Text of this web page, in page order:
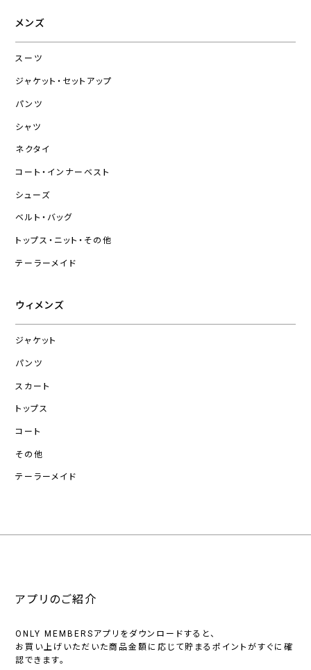
メンズ
スーツ
ジャケット・セットアップ
パンツ
シャツ
ネクタイ
コート・インナーベスト
シューズ
ベルト・バッグ
トップス・ニット・その他
テーラーメイド
ウィメンズ
ジャケット
パンツ
スカート
トップス
コート
その他
テーラーメイド
アプリのご紹介
ONLY MEMBERSアプリをダウンロードすると、
お買い上げいただいた商品金額に応じて貯まるポイントがすぐに確
認できます。